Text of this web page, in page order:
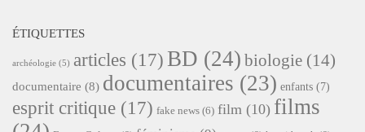
ÉTIQUETTES
archéologie (5) articles (17) BD (24) biologie (14)
documentaire (8) documentaires (23) enfants (7)
esprit critique (17) fake news (6) film (10) films